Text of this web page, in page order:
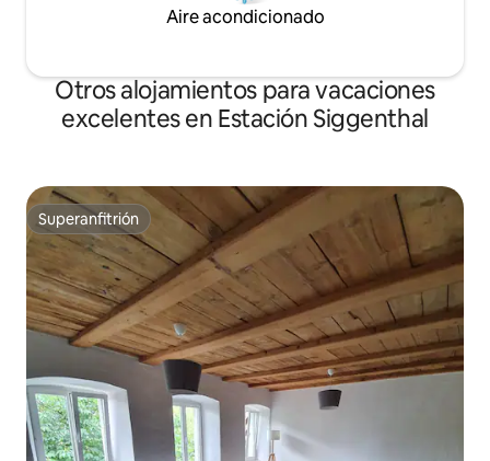
Aire acondicionado
Otros alojamientos para vacaciones
excelentes en Estación Siggenthal
Superanfitrión
Superanfitrión